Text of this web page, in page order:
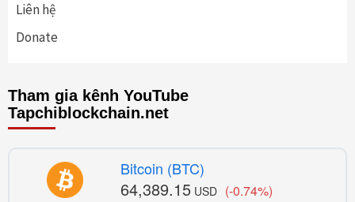
Liên hệ
Donate
Tham gia kênh YouTube
Tapchiblockchain.net
Bitcoin (BTC)
64,389.15 USD (-0.74%)